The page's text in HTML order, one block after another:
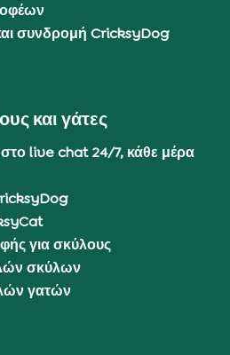
συνδρομή CricksyDog
και γάτες
στο live chat 24/7, κάθε μέρα
για σκύλους
σκύλων
γατών